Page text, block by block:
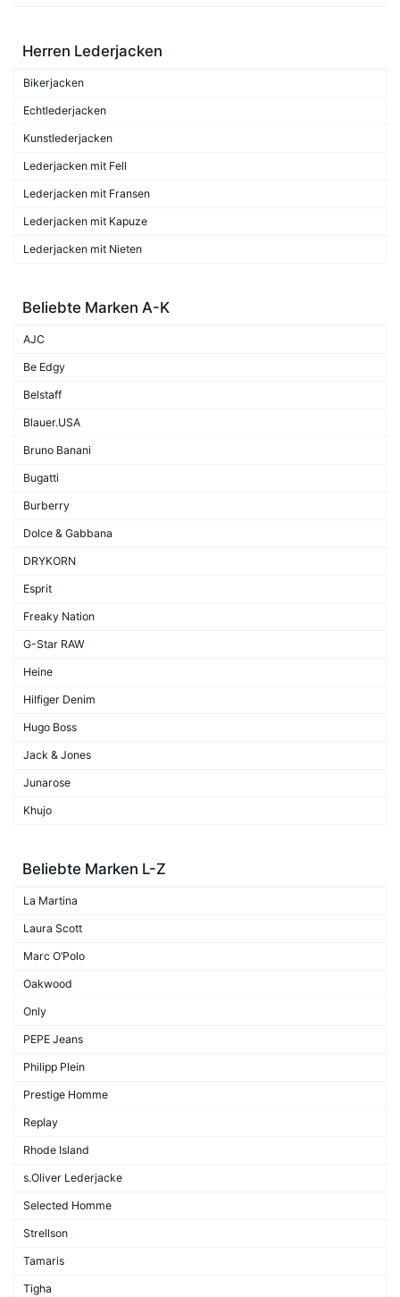
Herren Lederjacken
Bikerjacken
Echtlederjacken
Kunstlederjacken
Lederjacken mit Fell
Lederjacken mit Fransen
Lederjacken mit Kapuze
Lederjacken mit Nieten
Beliebte Marken A-K
AJC
Be Edgy
Belstaff
Blauer.USA
Bruno Banani
Bugatti
Burberry
Dolce & Gabbana
DRYKORN
Esprit
Freaky Nation
G-Star RAW
Heine
Hilfiger Denim
Hugo Boss
Jack & Jones
Junarose
Khujo
Beliebte Marken L-Z
La Martina
Laura Scott
Marc O’Polo
Oakwood
Only
PEPE Jeans
Philipp Plein
Prestige Homme
Replay
Rhode Island
s.Oliver Lederjacke
Selected Homme
Strellson
Tamaris
Tigha